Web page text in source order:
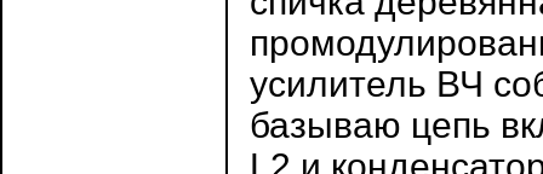
усилитель ВЧ
базываю цепь
L2 и